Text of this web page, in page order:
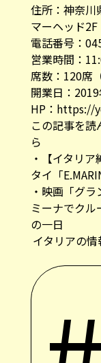
住所：神奈
マーヘッド2F
電話番号：
営業時間：
席数：120席
開業日：
HP： https://
この記事を読
ら
・
【イタリ
タイ「
・ 映画「グラ
ミーナでクル
の一日
イタリアの